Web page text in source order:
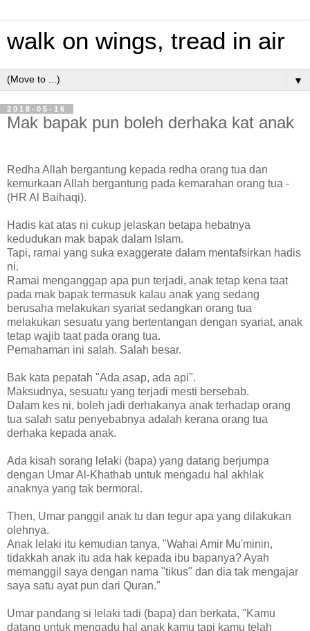
walk on wings, tread in air
▼
2018-05-16
Mak bapak pun boleh derhaka kat anak
Redha Allah bergantung kepada redha orang tua dan
kemurkaan Allah bergantung pada kemarahan orang tua -
(HR Al Baihaqi).
Hadis kat atas ni cukup jelaskan betapa hebatnya
kedudukan mak bapak dalam Islam.
Tapi, ramai yang suka exaggerate dalam mentafsirkan hadis
ni.
Ramai menganggap apa pun terjadi, anak tetap kena taat
pada mak bapak termasuk kalau anak yang sedang
berusaha melakukan syariat sedangkan orang tua
melakukan sesuatu yang bertentangan dengan syariat, anak
tetap wajib taat pada orang tua.
Pemahaman ini salah. Salah besar.
Bak kata pepatah "Ada asap, ada api".
Maksudnya, sesuatu yang terjadi mesti bersebab.
Dalam kes ni, boleh jadi derhakanya anak terhadap orang
tua salah satu penyebabnya adalah kerana orang tua
derhaka kepada anak.
Ada kisah sorang lelaki (bapa) yang datang berjumpa
dengan Umar Al-Khathab untuk mengadu hal akhlak
anaknya yang tak bermoral.
Then, Umar panggil anak tu dan tegur apa yang dilakukan
olehnya.
Anak lelaki itu kemudian tanya, "Wahai Amir Mu'minin,
tidakkah anak itu ada hak kepada ibu bapanya? Ayah
memanggil saya dengan nama "tikus" dan dia tak mengajar
saya satu ayat pun dari Quran."
Umar pandang si lelaki tadi (bapa) dan berkata, "Kamu
datang untuk mengadu hal anak kamu tapi kamu telah